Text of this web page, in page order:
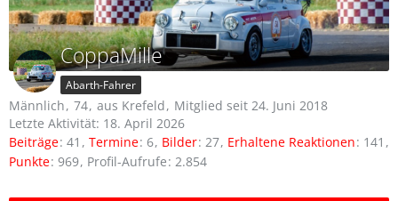
CoppaMille
Abarth-Fahrer
Männlich 74 aus Krefeld
Mitglied seit 24. Juni 2018
Letzte Aktivität: 18. April 2026
Beiträge 41 Termine 6 Bilder 27 Erhaltene Reaktionen 141
Punkte 969 Profil-Aufrufe 2.854